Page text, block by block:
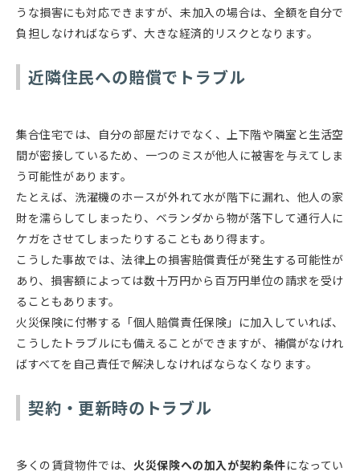
うな損害にも対応できますが、未加入の場合は、全額を自分で
負担しなければならず、大きな経済的リスクとなります。
近隣住民への賠償でトラブル
集合住宅では、自分の部屋だけでなく、上下階や隣室と生活空
間が密接しているため、一つのミスが他人に被害を与えてしま
う可能性があります。
たとえば、洗濯機のホースが外れて水が階下に漏れ、他人の家
財を濡らしてしまったり、ベランダから物が落下して通行人に
ケガをさせてしまったりすることもあり得ます。
こうした事故では、法律上の損害賠償責任が発生する可能性が
あり、損害額によっては数十万円から百万円単位の請求を受け
ることもあります。
火災保険に付帯する「個人賠償責任保険」に加入していれば、
こうしたトラブルにも備えることができますが、補償がなけれ
ばすべてを自己責任で解決しなければならなくなります。
契約・更新時のトラブル
多くの賃貸物件では、 火災保険への加入が契約条件になってい